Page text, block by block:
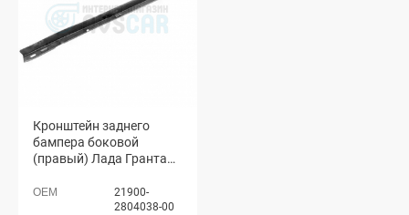
Кронштейн заднего
бампера боковой
(правый) Лада Гранта
21900-
2804038-00